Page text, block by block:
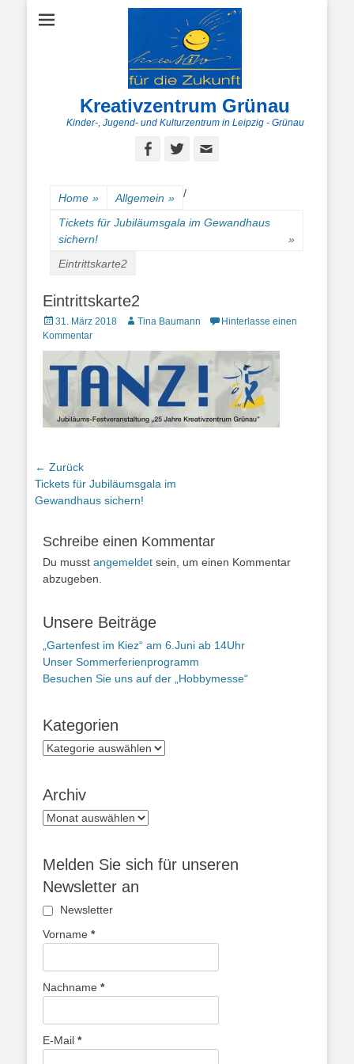
Kreativzentrum Grünau
Kinder-, Jugend- und Kulturzentrum in Leipzig - Grünau
Facebook
Twitter
Home » Allgemein » /
Tickets für Jubiläumsgala im Gewandhaus
sichern!
»
Eintrittskarte2
Eintrittskarte2
Posted
on
31. März 2018 AutorTina Baumann
Hinterlasse einen
Kommentar
Beitragsnavigation
← Zurück
Vorheriger
Beitrag:
Tickets für Jubiläumsgala im
Gewandhaus sichern!
Schreibe einen Kommentar
Du musst angemeldet sein, um einen Kommentar
abzugeben.
Unsere Beiträge
„Gartenfest im Kiez“ am 6.Juni ab 14Uhr
Unser Sommerferienprogramm
Besuchen Sie uns auf der „Hobbymesse“
Kategorien
Kategorien
Archiv
Archiv
Melden Sie sich für unseren
Newsletter an
Newsletter
Vorname *
Nachname *
E-Mail *